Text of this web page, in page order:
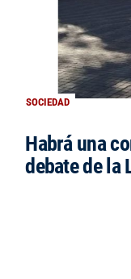
SOCIEDAD
Habrá una
debate de la